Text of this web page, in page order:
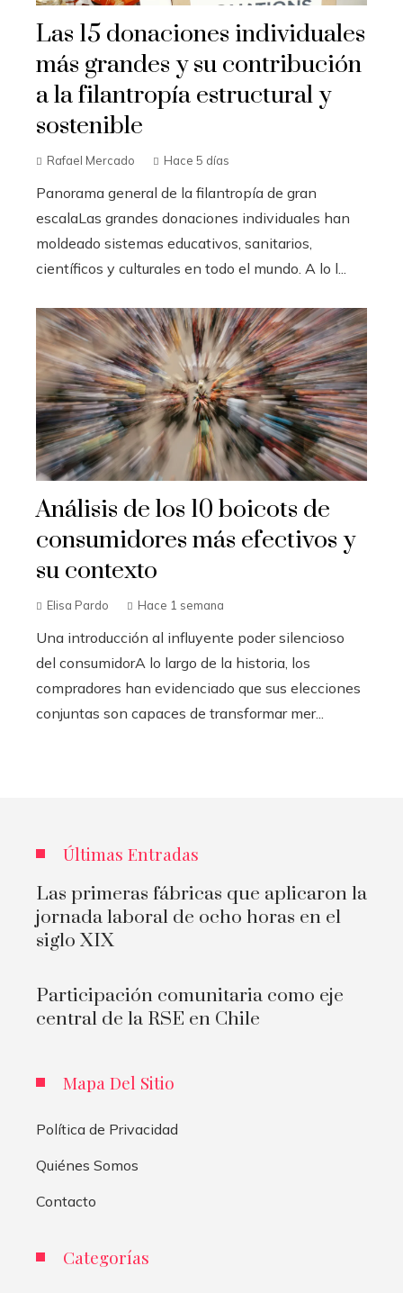
Las 15 donaciones individuales
más grandes y su contribución
a la filantropía estructural y
sostenible
Rafael Mercado Hace 5 días
Panorama general de la filantropía de gran
escalaLas grandes donaciones individuales han
moldeado sistemas educativos, sanitarios,
científicos y culturales en todo el mundo. A lo l...
Análisis de los 10 boicots de
consumidores más efectivos y
su contexto
Elisa Pardo Hace 1 semana
Una introducción al influyente poder silencioso
del consumidorA lo largo de la historia, los
compradores han evidenciado que sus elecciones
conjuntas son capaces de transformar mer...
Últimas Entradas
Las primeras fábricas que aplicaron la
jornada laboral de ocho horas en el
siglo XIX
Participación comunitaria como eje
central de la RSE en Chile
Mapa Del Sitio
Política de Privacidad
Quiénes Somos
Contacto
Categorías